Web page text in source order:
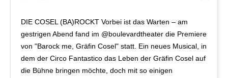
DIE COSEL (BA)ROCKT Vorbei ist das Warten – am
gestrigen Abend fand im @boulevardtheater die Premiere
von "Barock me, Gräfin Cosel" statt. Ein neues Musical, in
dem der Circo Fantastico das Leben der Gräfin Cosel auf
die Bühne bringen möchte, doch mit so einigen